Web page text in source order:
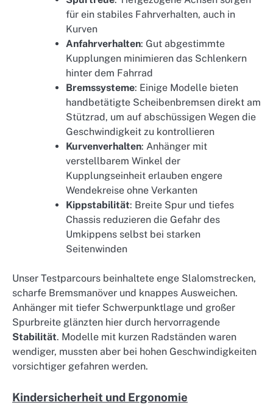
für ein stabiles Fahrverhalten, auch in
Kurven
Anfahrverhalten: Gut abgestimmte
Kupplungen minimieren das Schlenkern
hinter dem Fahrrad
Bremssysteme: Einige Modelle bieten
handbetätigte Scheibenbremsen direkt am
Stützrad, um auf abschüssigen Wegen die
Geschwindigkeit zu kontrollieren
Kurvenverhalten: Anhänger mit
verstellbarem Winkel der
Kupplungseinheit erlauben engere
Wendekreise ohne Verkanten
Kippstabilität: Breite Spur und tiefes
Chassis reduzieren die Gefahr des
Umkippens selbst bei starken
Seitenwinden
Unser Testparcours beinhaltete enge Slalomstrecken,
scharfe Bremsmanöver und knappes Ausweichen.
Anhänger mit tiefer Schwerpunktlage und großer
Spurbreite glänzten hier durch hervorragende
Stabilität. Modelle mit kurzen Radständen waren
wendiger, mussten aber bei hohen Geschwindigkeiten
vorsichtiger gefahren werden.
Kindersicherheit und Ergonomie